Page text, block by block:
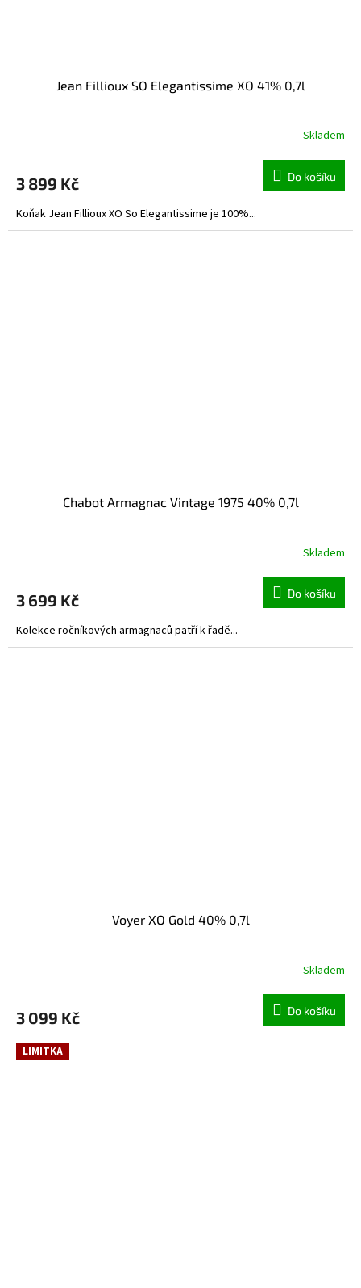
Jean Fillioux SO Elegantissime XO 41% 0,7l
Skladem
3 899 Kč Do košíku
Koňak Jean Fillioux XO So Elegantissime je 100%...
Chabot Armagnac Vintage 1975 40% 0,7l
Skladem
3 699 Kč Do košíku
Kolekce ročníkových armagnaců patří k řadě...
Voyer XO Gold 40% 0,7l
Skladem
3 099 Kč Do košíku
LIMITKA